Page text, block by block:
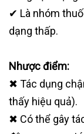
✔ Là nhóm
dạng thấp.
Nhược điểm:
✖ Tác dụng
thấy hiệu quả).
✖ Có thể gây